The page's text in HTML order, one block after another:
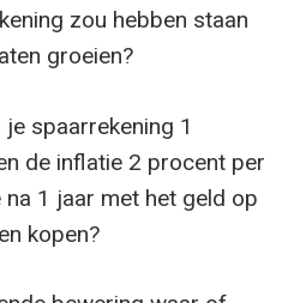
zou hebben staan
groeien?
spaarrekening 1
de inflatie 2 procent per
na 1 jaar met het geld op
kopen?